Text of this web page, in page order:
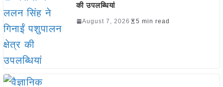
की उपलब्धियां
August 7, 2026 5 min read